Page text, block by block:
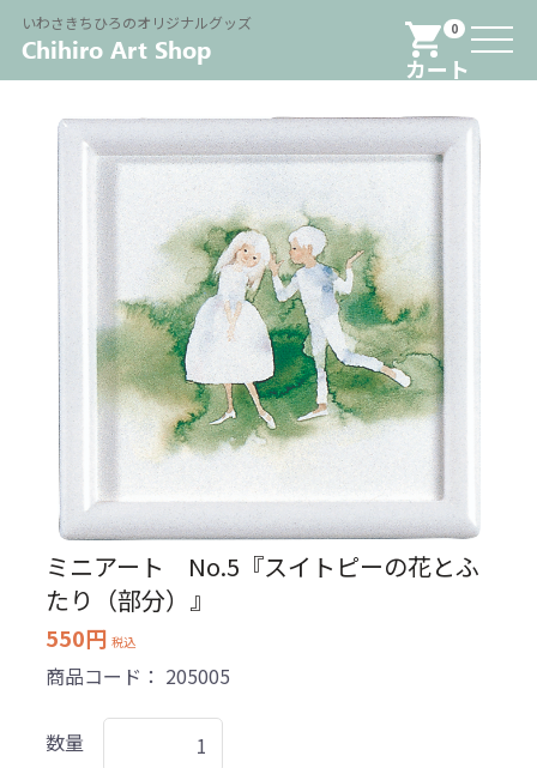
0
カート
いわさきちひろのオリジナルグッズ Menu
ミニアート No.5『スイトピーの花とふ
たり（部分）』
550円 税込
商品コード： 205005
数量